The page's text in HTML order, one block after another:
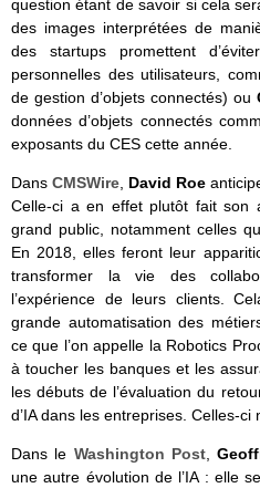
question étant de savoir si cela
des images interprétées de
des startups promettent
personnelles des utilisateurs,
de gestion d’objets connectés) ou
données d’objets connectés
exposants du CES cette année.
Dans CMSWire David Roe
Celle-ci a en effet plutôt fait son
grand public, notamment celles
En 2018, elles feront leur
transformer la vie des
l’expérience de leurs clients.
grande automatisation des
ce que l’on appelle la Robotics
à toucher les banques et les
les débuts de l’évaluation du
d’IA dans les entreprises. Celles-ci
Dans le Washington Post,
une autre évolution de l’IA : elle